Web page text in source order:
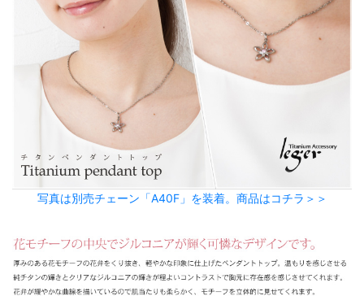
写真は別売チェーン「A40F」を装着。商品はコチラ＞＞